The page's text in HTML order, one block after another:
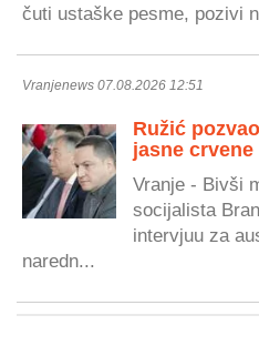
čuti ustaške pesme, pozivi
Vranjenews 07.08.2026 12:51
Ružić
jasne
Vranje - Bivši
socijalista
intervjuu za
naredn...